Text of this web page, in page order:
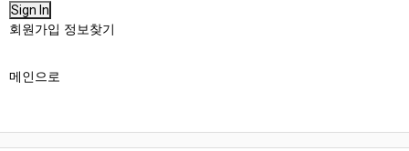
Sign In
회원가입 정보찾기
메인으로